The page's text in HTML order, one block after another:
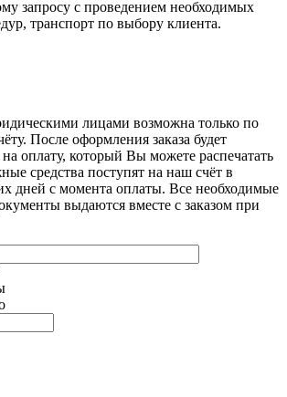
запросу с проведением необходимых
транспорт по выбору клиента.
лицами возможна только по
После оформления заказа будет
оплату, который Вы можете распечатать
средства поступят на наш счёт в
дней с момента оплаты. Все необходимые
выдаются вместе с заказом при